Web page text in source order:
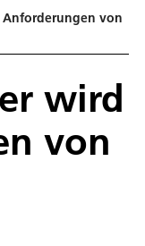
Anforderungen von
wird
von